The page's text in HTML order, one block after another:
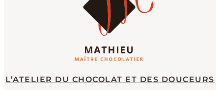
L’ATELIER DU CHOCOLAT ET DES DOUCEURS